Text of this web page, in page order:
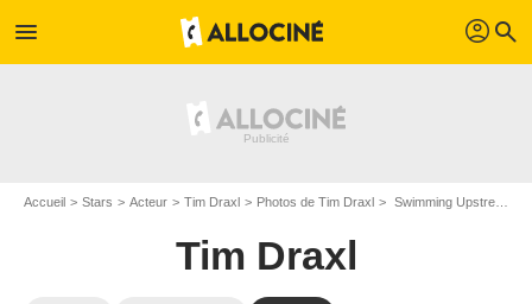
menu profil search
Accueil Stars Acteur Tim Draxl Photos de Tim Draxl Swimming Upstream : Photo Russell Mulcahy, Tim Draxl
Tim Draxl